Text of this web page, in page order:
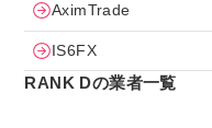
AximTrade
IS6FX
RANK Dの業者一覧